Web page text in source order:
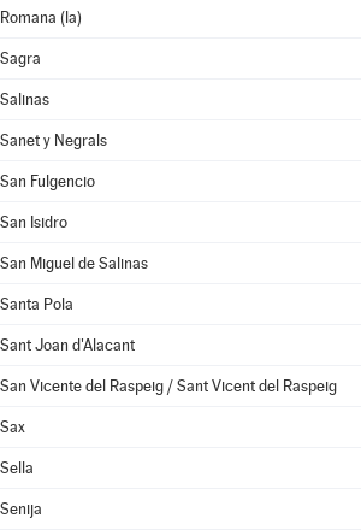
Romana (la)
Sagra
Salinas
Sanet y Negrals
San Fulgencio
San Isidro
San Miguel de Salinas
Santa Pola
Sant Joan d'Alacant
San Vicente del Raspeig / Sant Vicent del Raspeig
Sax
Sella
Senija